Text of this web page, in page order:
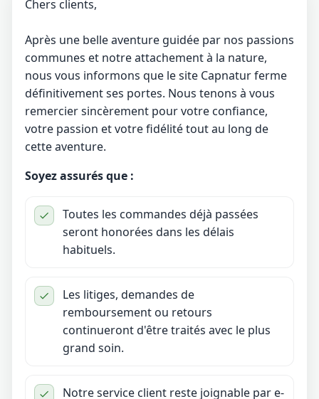
Chers clients,
Après une belle aventure guidée par nos passions
communes et notre attachement à la nature,
nous vous informons que le site Capnatur ferme
définitivement ses portes. Nous tenons à vous
remercier sincèrement pour votre confiance,
votre passion et votre fidélité tout au long de
cette aventure.
Soyez assurés que :
Toutes les commandes déjà passées
seront honorées dans les délais
habituels.
Les litiges, demandes de
remboursement ou retours
continueront d'être traités avec le plus
grand soin.
Notre service client reste joignable par e-